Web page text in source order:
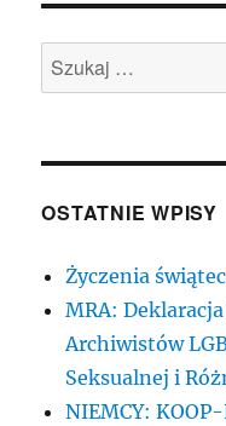
Szukaj:
OSTATNIE WPISY
Życzenia
MRA:
Archiwistów
Seksualnej i
NIEMCY: